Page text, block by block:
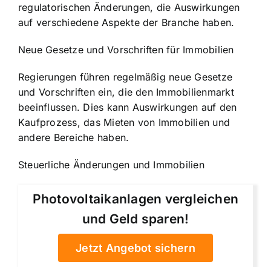
regulatorischen Änderungen, die Auswirkungen
auf verschiedene Aspekte der Branche haben.
Neue Gesetze und Vorschriften für Immobilien
Regierungen führen regelmäßig neue Gesetze
und Vorschriften ein, die den Immobilienmarkt
beeinflussen. Dies kann Auswirkungen auf den
Kaufprozess, das Mieten von Immobilien und
andere Bereiche haben.
Steuerliche Änderungen und Immobilien
Photovoltaikanlagen vergleichen
und Geld sparen!
Jetzt Angebot sichern